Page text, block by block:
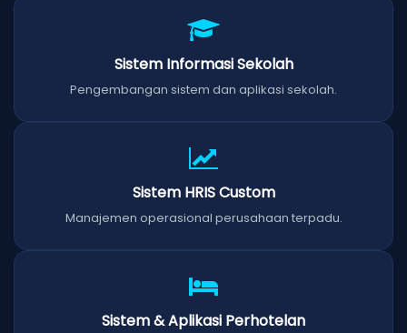
Sistem Informasi Sekolah
Pengembangan sistem dan aplikasi sekolah.
Sistem HRIS Custom
Manajemen operasional perusahaan terpadu.
Sistem & Aplikasi Perhotelan